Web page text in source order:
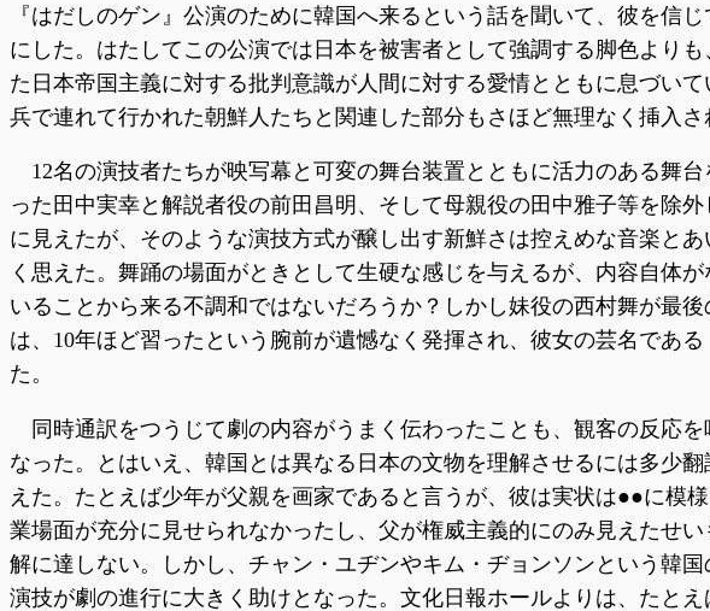
『はだしのゲン』公演のために韓国へ来るという話を聞いて、彼を信
にした。はたしてこの公演では日本を被害者として強調する脚色より
た日本帝国主義に対する批判意識が人間に対する愛情とともに息づい
兵で連れて行かれた朝鮮人たちと関連した部分もさほど無理なく挿入さ
12名の演技者たちが映写幕と可変の舞台装置とともに活力のある舞
った田中実幸と解説者役の前田昌明、そして母親役の田中雅子等を除
に見えたが、そのような演技方式が醸し出す新鮮さは控えめな音楽と
く思えた。舞踊の場面がときとして生硬な感じを与えるが、内容自体
いることから来る不調和ではないだろうか？しかし妹役の西村舞が最
は、10年ほど習ったという腕前が遺憾なく発揮され、彼女の芸名であ
た。
同時通訳をつうじて劇の内容がうまく伝わったことも、観客の反応
なった。とはいえ、韓国とは異なる日本の文物を理解させるには多少
えた。たとえば少年が父親を画家であると言うが、彼は実状は●●に模
業場面が充分に見せられなかったし、父が権威主義的にのみ見えたせ
解に達しない。しかし、チャン・ユヂンやキム・ヂョンソンという韓
演技が劇の進行に大きく助けとなった。文化日報ホールよりは、たと